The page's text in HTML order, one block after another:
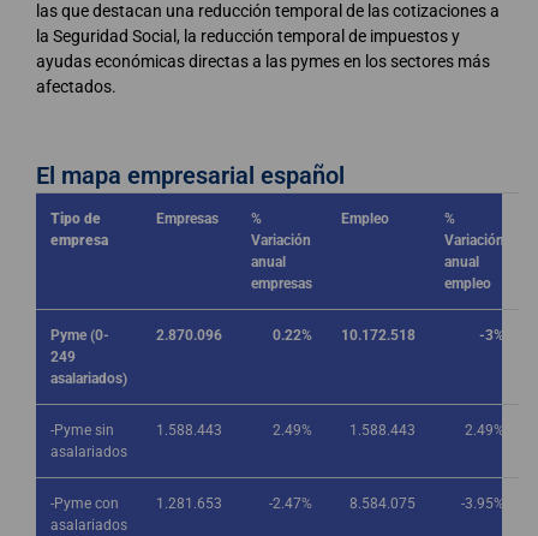
las que destacan una reducción temporal de las cotizaciones a
la Seguridad Social, la reducción temporal de impuestos y
ayudas económicas directas a las pymes en los sectores más
afectados.
El mapa empresarial español
Tipo de
empresa
Empresas
%
Variación
anual
empresas
Empleo
%
Variación
anual
empleo
Pyme (0-
249
asalariados)
2.870.096 0.22% 10.172.518 -3%
-Pyme sin
asalariados
1.588.443 2.49% 1.588.443 2.49%
-Pyme con
asalariados
1.281.653 -2.47% 8.584.075 -3.95%